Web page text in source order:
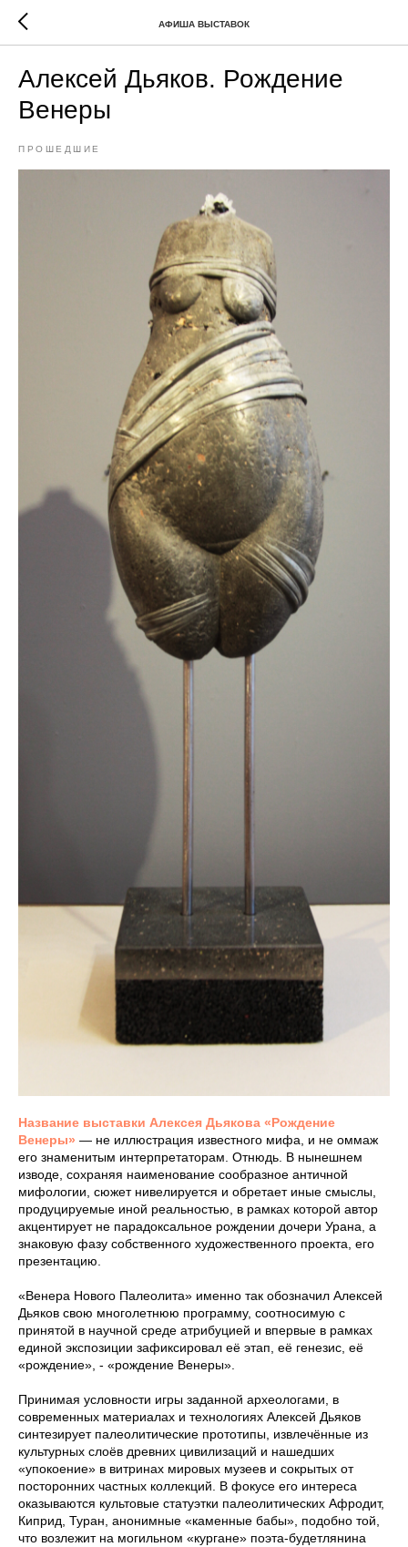
АФИША ВЫСТАВОК
Алексей Дьяков. Рождение
Венеры
ПРОШЕДШИЕ
Название выставки Алексея Дьякова «Рождение
Венеры» — не иллюстрация известного мифа, и не оммаж
его знаменитым интерпретаторам. Отнюдь. В нынешнем
изводе, сохраняя наименование сообразное античной
мифологии, сюжет нивелируется и обретает иные смыслы,
продуцируемые иной реальностью, в рамках которой автор
акцентирует не парадоксальное рождении дочери Урана, а
знаковую фазу собственного художественного проекта, его
презентацию.
«Венера Нового Палеолита» именно так обозначил Алексей
Дьяков свою многолетнюю программу, соотносимую с
принятой в научной среде атрибуцией и впервые в рамках
единой экспозиции зафиксировал её этап, её генезис, её
«рождение», - «рождение Венеры».
Принимая условности игры заданной археологами, в
современных материалах и технологиях Алексей Дьяков
синтезирует палеолитические прототипы, извлечённые из
культурных слоёв древних цивилизаций и нашедших
«упокоение» в витринах мировых музеев и сокрытых от
посторонних частных коллекций. В фокусе его интереса
оказываются культовые статуэтки палеолитических Афродит,
Киприд, Туран, анонимные «каменные бабы», подобно той,
что возлежит на могильном «кургане» поэта-будетлянина